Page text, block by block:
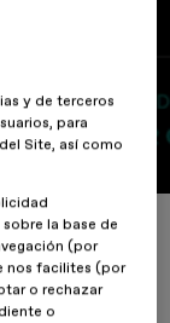
emoción y
y de terceros
para
Site, así como
la base de
(por
nos facilites (por
o rechazar
o